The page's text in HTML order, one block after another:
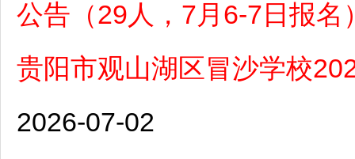
公告（29人，7月6-7日报名
贵阳市观山湖区冒沙学校
2026-07-02